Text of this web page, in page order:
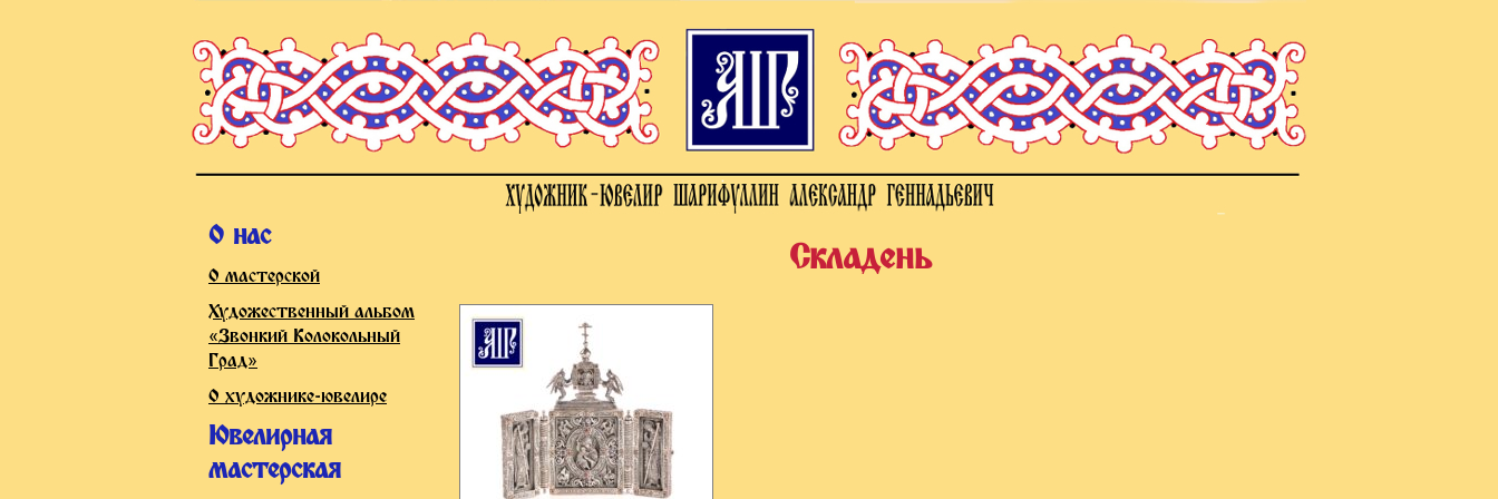
О нас
О мастерской
Художественный альбом
«Звонкий Колокольный
Град»
О художнике-ювелире
Ювелирная
мастерская
Складень